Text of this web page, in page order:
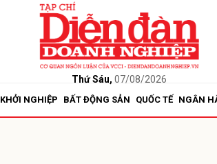
Thứ Sáu, 07/08/2026
KHỞI NGHIỆP BẤT ĐỘNG SẢN QUỐC TẾ NGÂN